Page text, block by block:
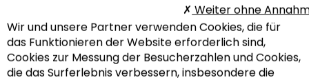
SEMINAR
GRAND EST
Wir und unsere Partner verwenden Cookies, die für
das Funktionieren der Website erforderlich sind,
Cookies zur Messung der Besucherzahlen und Cookies,
die das Surferlebnis verbessern, insbesondere die
Weiter ohne